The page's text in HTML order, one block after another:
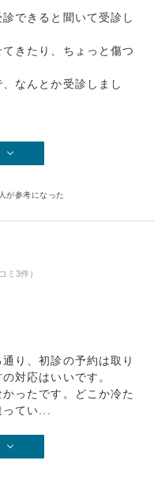
できると聞いて受診し
きたり、ちょっと傷つ
なんとか受診しまし
が参考になった
ミ3件）
り、初診の予約は取り
対応はいいです。
ったです。どこか冷た
てい...